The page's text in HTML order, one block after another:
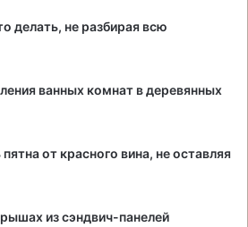
делать, не разбирая всю
ванных комнат в деревянных
от красного вина, не оставляя
из сэндвич-панелей